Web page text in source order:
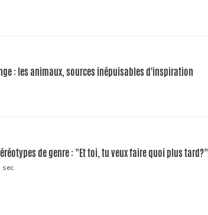
: les animaux, sources inépuisables d'inspiration
de genre : "Et toi, tu veux faire quoi plus tard?"
sec